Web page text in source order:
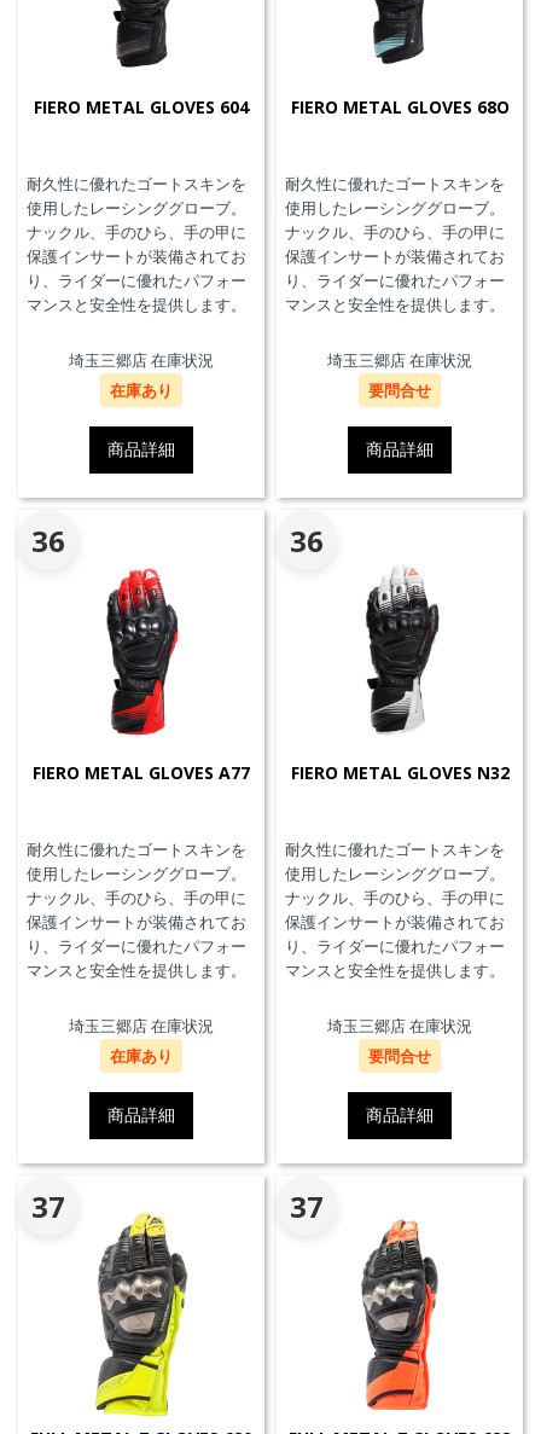
FIERO METAL GLOVES 604
耐久性に優れたゴートスキンを
使用したレーシンググローブ。
ナックル、手のひら、手の甲に
保護インサートが装備されてお
り、ライダーに優れたパフォー
マンスと安全性を提供します。
埼玉三郷店 在庫状況
在庫あり
商品詳細
FIERO METAL GLOVES 68O
耐久性に優れたゴートスキンを
使用したレーシンググローブ。
ナックル、手のひら、手の甲に
保護インサートが装備されてお
り、ライダーに優れたパフォー
マンスと安全性を提供します。
埼玉三郷店 在庫状況
要問合せ
商品詳細
36
FIERO METAL GLOVES A77
耐久性に優れたゴートスキンを
使用したレーシンググローブ。
ナックル、手のひら、手の甲に
保護インサートが装備されてお
り、ライダーに優れたパフォー
マンスと安全性を提供します。
埼玉三郷店 在庫状況
在庫あり
商品詳細
36
FIERO METAL GLOVES N32
耐久性に優れたゴートスキンを
使用したレーシンググローブ。
ナックル、手のひら、手の甲に
保護インサートが装備されてお
り、ライダーに優れたパフォー
マンスと安全性を提供します。
埼玉三郷店 在庫状況
要問合せ
商品詳細
37 37